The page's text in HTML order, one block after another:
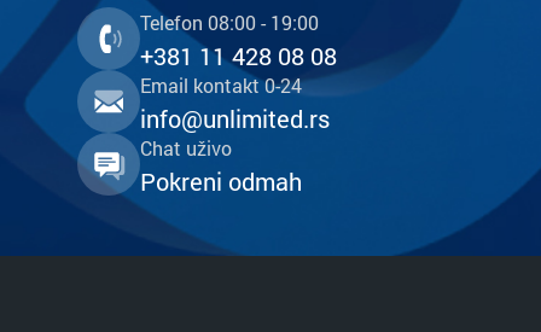
Telefon 08:00 - 19:00
+381 11 428 08 08
Email kontakt 0-24
info@unlimited.rs
Chat uživo
Pokreni odmah